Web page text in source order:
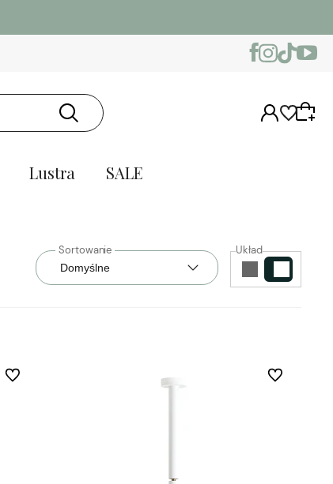
Lustra SALE
Układ
Do ulubionych Do ulubionych